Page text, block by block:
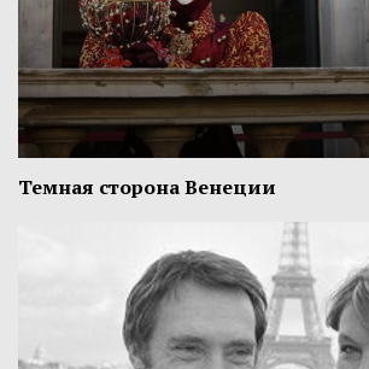
Темная сторона Венеции